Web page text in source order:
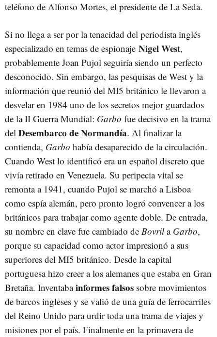
teléfono de Alfonso Mortes, el presidente de La Seda.
Si no llega a ser por la tenacidad del periodista inglés
especializado en temas de espionaje Nigel West,
probablemente Joan Pujol seguiría siendo un perfecto
desconocido. Sin embargo, las pesquisas de West y la
información que reunió del MI5 británico le llevaron a
desvelar en 1984 uno de los secretos mejor guardados
de la II Guerra Mundial: Garbo fue decisivo en la trama
del Desembarco de Normandía. Al finalizar la
contienda, Garbo había desaparecido de la circulación.
Cuando West lo identificó era un español discreto que
vivía retirado en Venezuela. Su peripecia vital se
remonta a 1941, cuando Pujol se marchó a Lisboa
como espía alemán, pero pronto logró convencer a los
británicos para trabajar como agente doble. De entrada,
su nombre en clave fue cambiado de Bovrila Garbo,
porque su capacidad como actor impresionó a sus
superiores del MI5 británico. Desde la capital
portuguesa hizo creer a los alemanes que estaba en Gran
Bretaña. Inventabainformes falsos sobre movimientos
de barcos ingleses y se valió de una guía de ferrocarriles
del Reino Unido para urdir toda una trama de viajes y
misiones por el país. Finalmente en la primavera de